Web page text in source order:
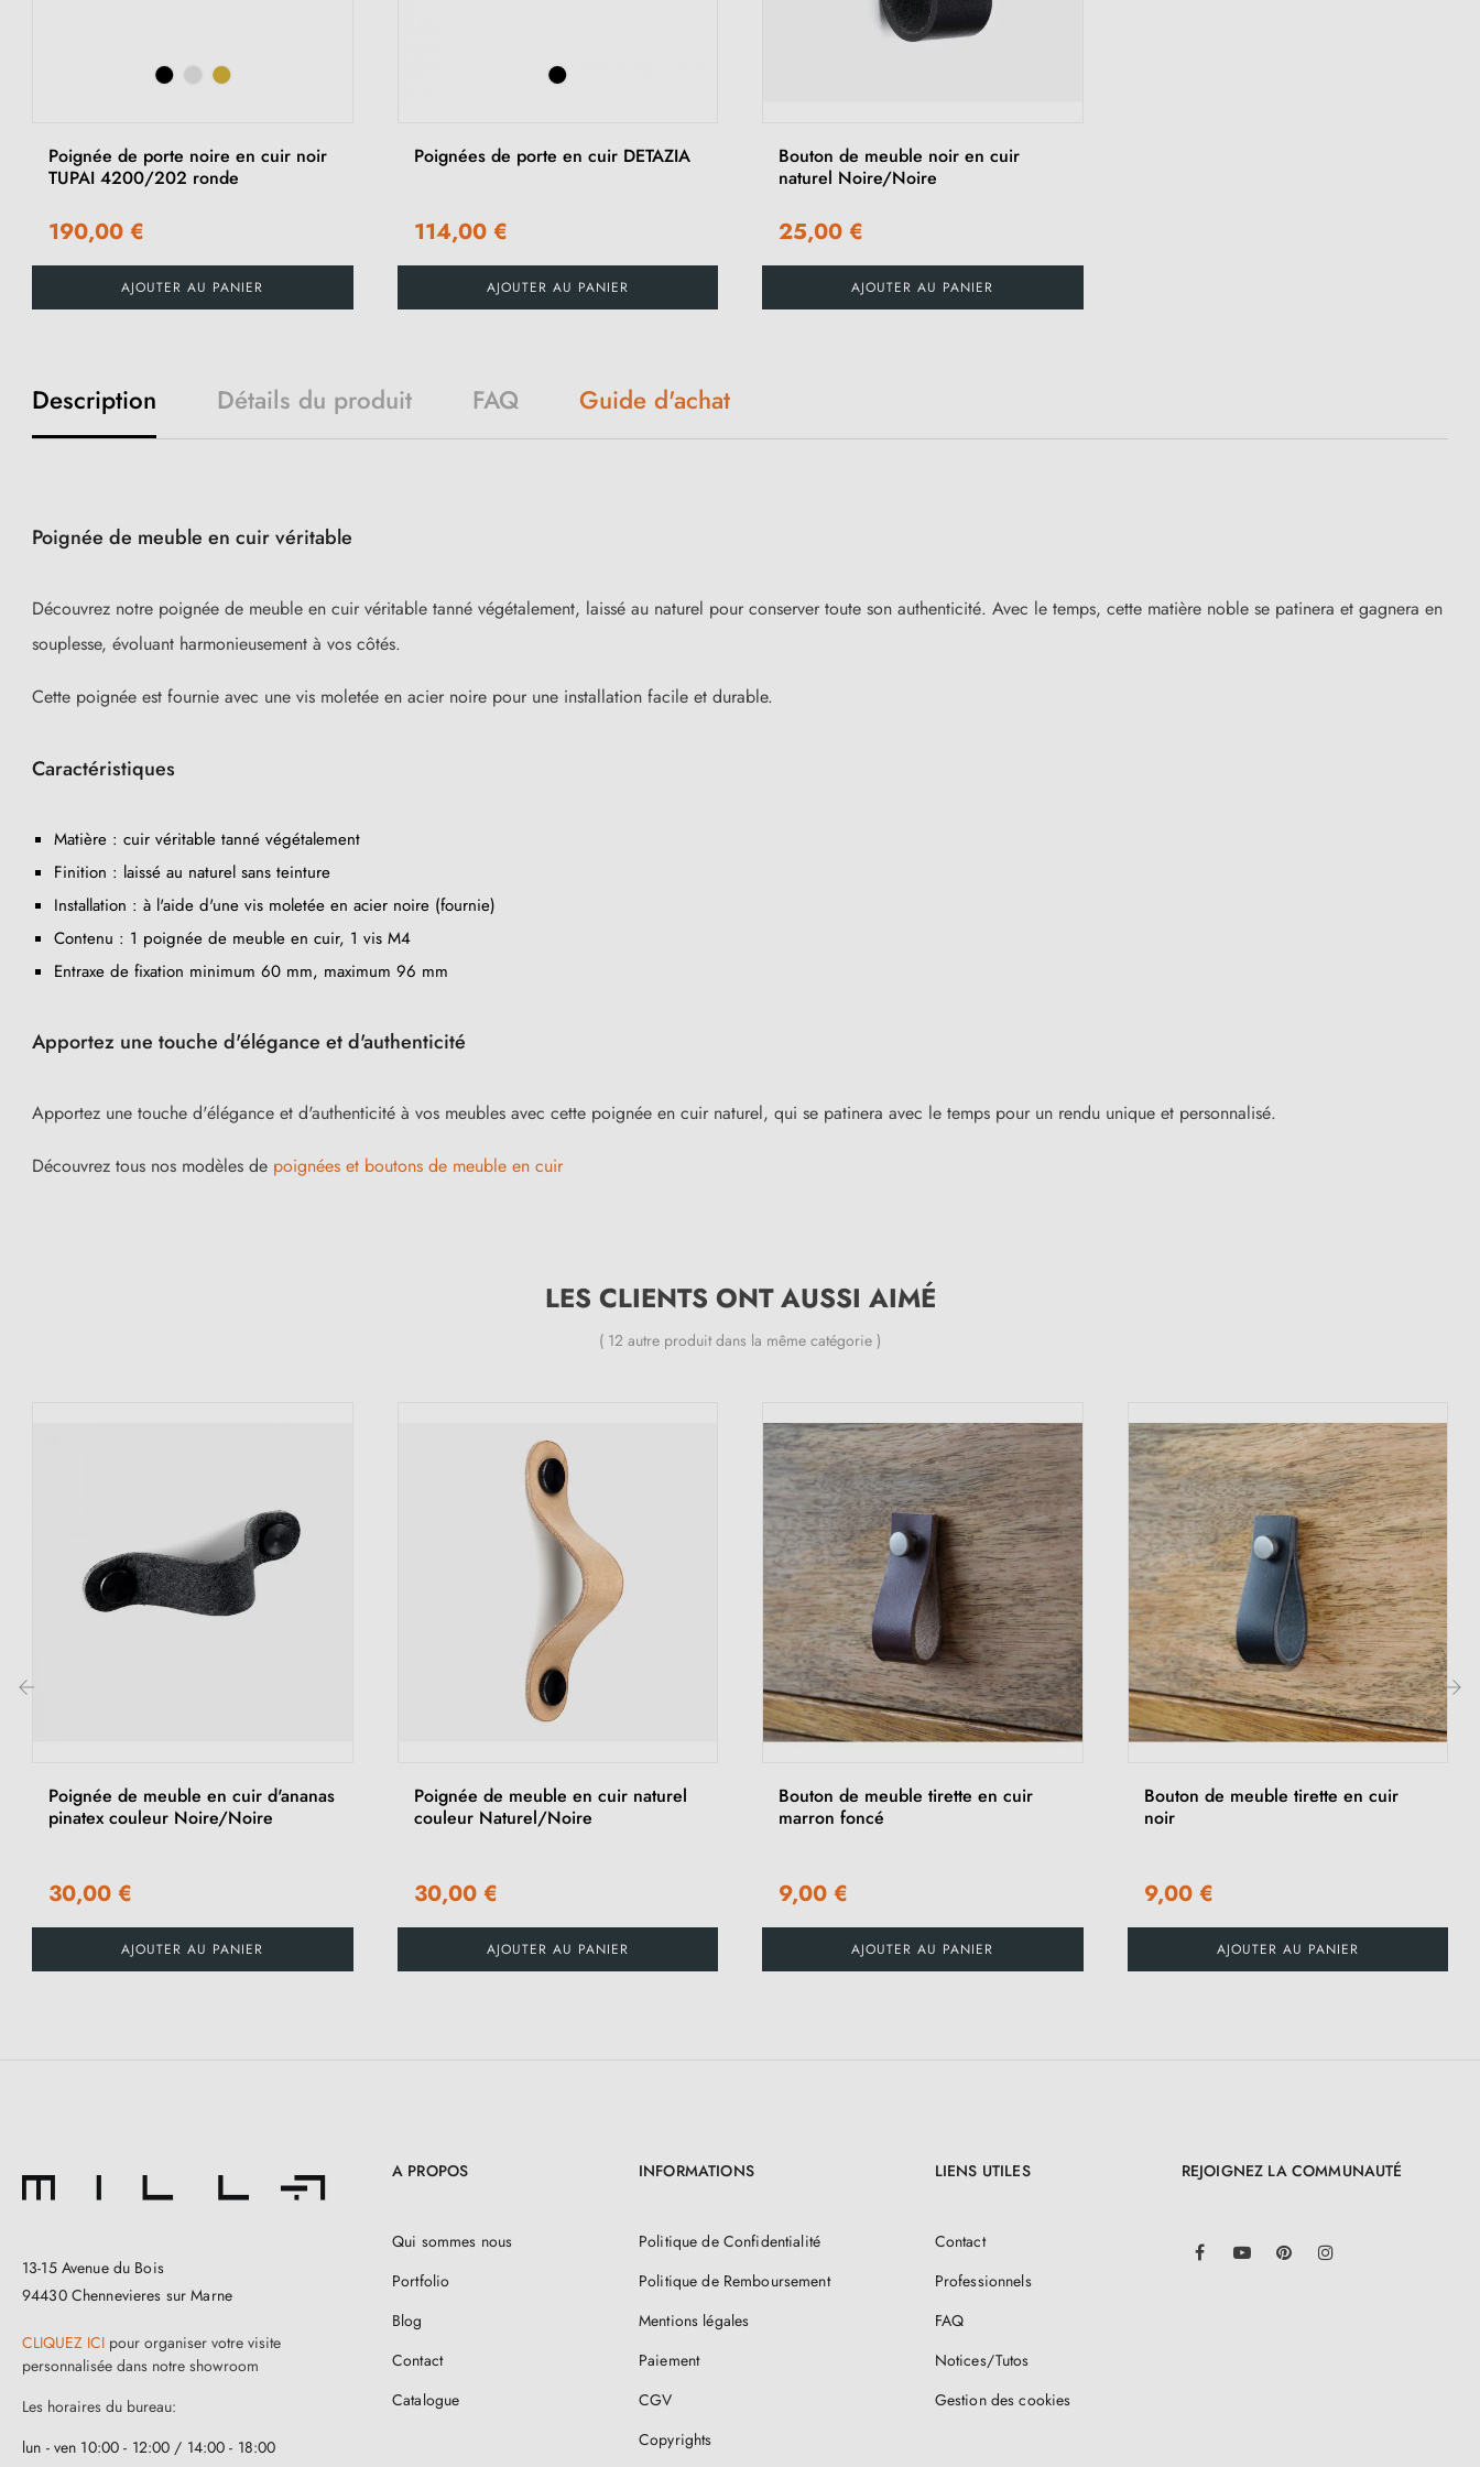
Poignée de porte noire en cuir noir
TUPAI 4200/202 ronde
190,00 €
AJOUTER AU PANIER
Poignées de porte en cuir DETAZIA
114,00 €
AJOUTER AU PANIER
Bouton de meuble noir en cuir
naturel Noire/Noire
25,00 €
AJOUTER AU PANIER
Description Détails du produit FAQ Guide d'achat
Poignée de meuble en cuir véritable
Découvrez notre poignée de meuble en cuir véritable tanné végétalement, laissé au naturel pour conserver toute son authenticité. Avec le temps, cette matière noble se patinera et gagnera en
souplesse, évoluant harmonieusement à vos côtés.
Cette poignée est fournie avec une vis moletée en acier noire pour une installation facile et durable.
Caractéristiques
Matière : cuir véritable tanné végétalement
Finition : laissé au naturel sans teinture
Installation : à l'aide d'une vis moletée en acier noire (fournie)
Contenu : 1 poignée de meuble en cuir, 1 vis M4
Entraxe de fixation minimum 60 mm, maximum 96 mm
Apportez une touche d'élégance et d'authenticité
Apportez une touche d'élégance et d'authenticité à vos meubles avec cette poignée en cuir naturel, qui se patinera avec le temps pour un rendu unique et personnalisé.
Découvrez tous nos modèles de poignées et boutons de meuble en cuir
LES CLIENTS ONT AUSSI AIMÉ
( 12 autre produit dans la même catégorie )
Poignée de meuble en cuir d'ananas
pinatex couleur Noire/Noire
30,00 €
AJOUTER AU PANIER
Poignée de meuble en cuir naturel
couleur Naturel/Noire
30,00 €
AJOUTER AU PANIER
Bouton de meuble tirette en cuir
marron foncé
9,00 €
AJOUTER AU PANIER
Bouton de meuble tirette en cuir
noir
9,00 €
AJOUTER AU PANIER
13-15 Avenue du Bois
94430 Chennevieres sur Marne
CLIQUEZ ICI pour organiser votre visite
personnalisée dans notre showroom
Les horaires du bureau:
lun - ven 10:00 - 12:00 / 14:00 - 18:00
A PROPOS
Qui sommes nous
Portfolio
Blog
Contact
Catalogue
INFORMATIONS
Politique de Confidentialité
Politique de Remboursement
Mentions légales
Paiement
CGV
Copyrights
LIENS UTILES
Contact
Professionnels
FAQ
Notices/Tutos
Gestion des cookies
REJOIGNEZ LA COMMUNAUTÉ
FacebookYouTube Pinterest